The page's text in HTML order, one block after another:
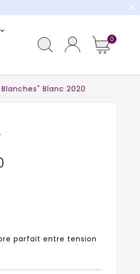
close
0
Blanc 2020
parfait entre tension